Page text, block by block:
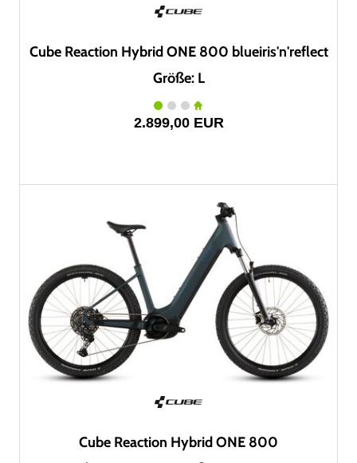
Cube Reaction Hybrid ONE 800 blueiris'n'reflect
Größe: L
2.899,00 EUR
Cube Reaction Hybrid ONE 800